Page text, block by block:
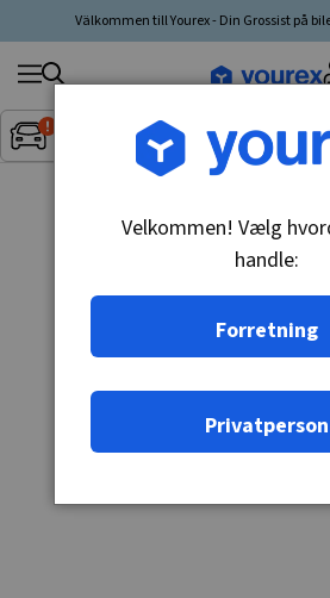
Välkommen till Yourex - Din Grossist på
Inget fordon valt▼
Søg
produkt,
producent,
Velkommen! Vælg
handle:
Forretning
Privatperson